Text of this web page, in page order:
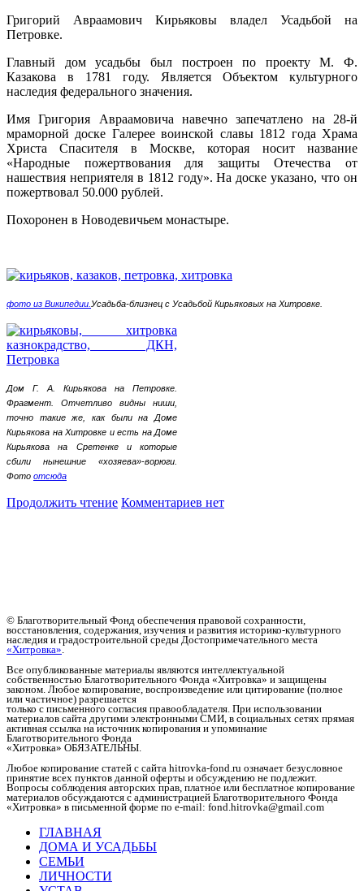
Григорий Авраамович Кирьяковы владел Усадьбой на
Петровке.
Главный дом усадьбы был построен по проекту М. Ф.
Казакова в 1781 году. Является Объектом культурного
наследия федерального значения.
Имя Григория Авраамовича навечно запечатлено на 28-й
мраморной доске Галерее воинской славы 1812 года Храма
Христа Спасителя в Москве, которая носит название
«Народные пожертвования для защиты Отечества от
нашествия неприятеля в 1812 году». На доске указано, что он
пожертвовал 50.000 рублей.
Похоронен в Новодевичьем монастыре.
фото из Википедии. Усадьба-близнец с Усадьбой Кирьяковых на Хитровке.
Дом Г. А. Кирьякова на Петровке.
Фрагмент. Отчетливо видны ниши,
точно такие же, как были на Доме
Кирьякова на Хитровке и есть на Доме
Кирьякова на Сретенке и которые
сбили нынешние «хозяева»-ворюги.
Фото отсюда
Продолжить чтение Комментариев нет
© Благотворительный Фонд обеспечения правовой сохранности,
восстановления, содержания, изучения и развития историко-культурного
наследия и градостроительной среды Достопримечательного места
«Хитровка».
Все опубликованные материалы являются интеллектуальной
собственностью Благотворительного Фонда «Хитровка» и защищены
законом. Любое копирование, воспроизведение или цитирование (полное
или частичное) разрешается
только с письменного согласия правообладателя. При использовании
материалов сайта другими электронными СМИ, в социальных сетях прямая
активная ссылка на источник копирования и упоминание
Благотворительного Фонда
«Хитровка» ОБЯЗАТЕЛЬНЫ.
Любое копирование статей c сайта hitrovka-fond.ru означает безусловное
принятие всех пунктов данной оферты и обсуждению не подлежит.
Вопросы соблюдения авторских прав, платное или бесплатное копирование
материалов обсуждаются с администрацией Благотворительного Фонда
«Хитровка» в письменной форме по e-mail: fond.hitrovka@gmail.com
ГЛАВНАЯ
ДОМА И УСАДЬБЫ
СЕМЬИ
ЛИЧНОСТИ